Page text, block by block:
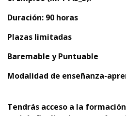
Duración: 90 horas
Plazas limitadas
Baremable y Puntuable
Modalidad de enseñanza-
Tendrás acceso a la